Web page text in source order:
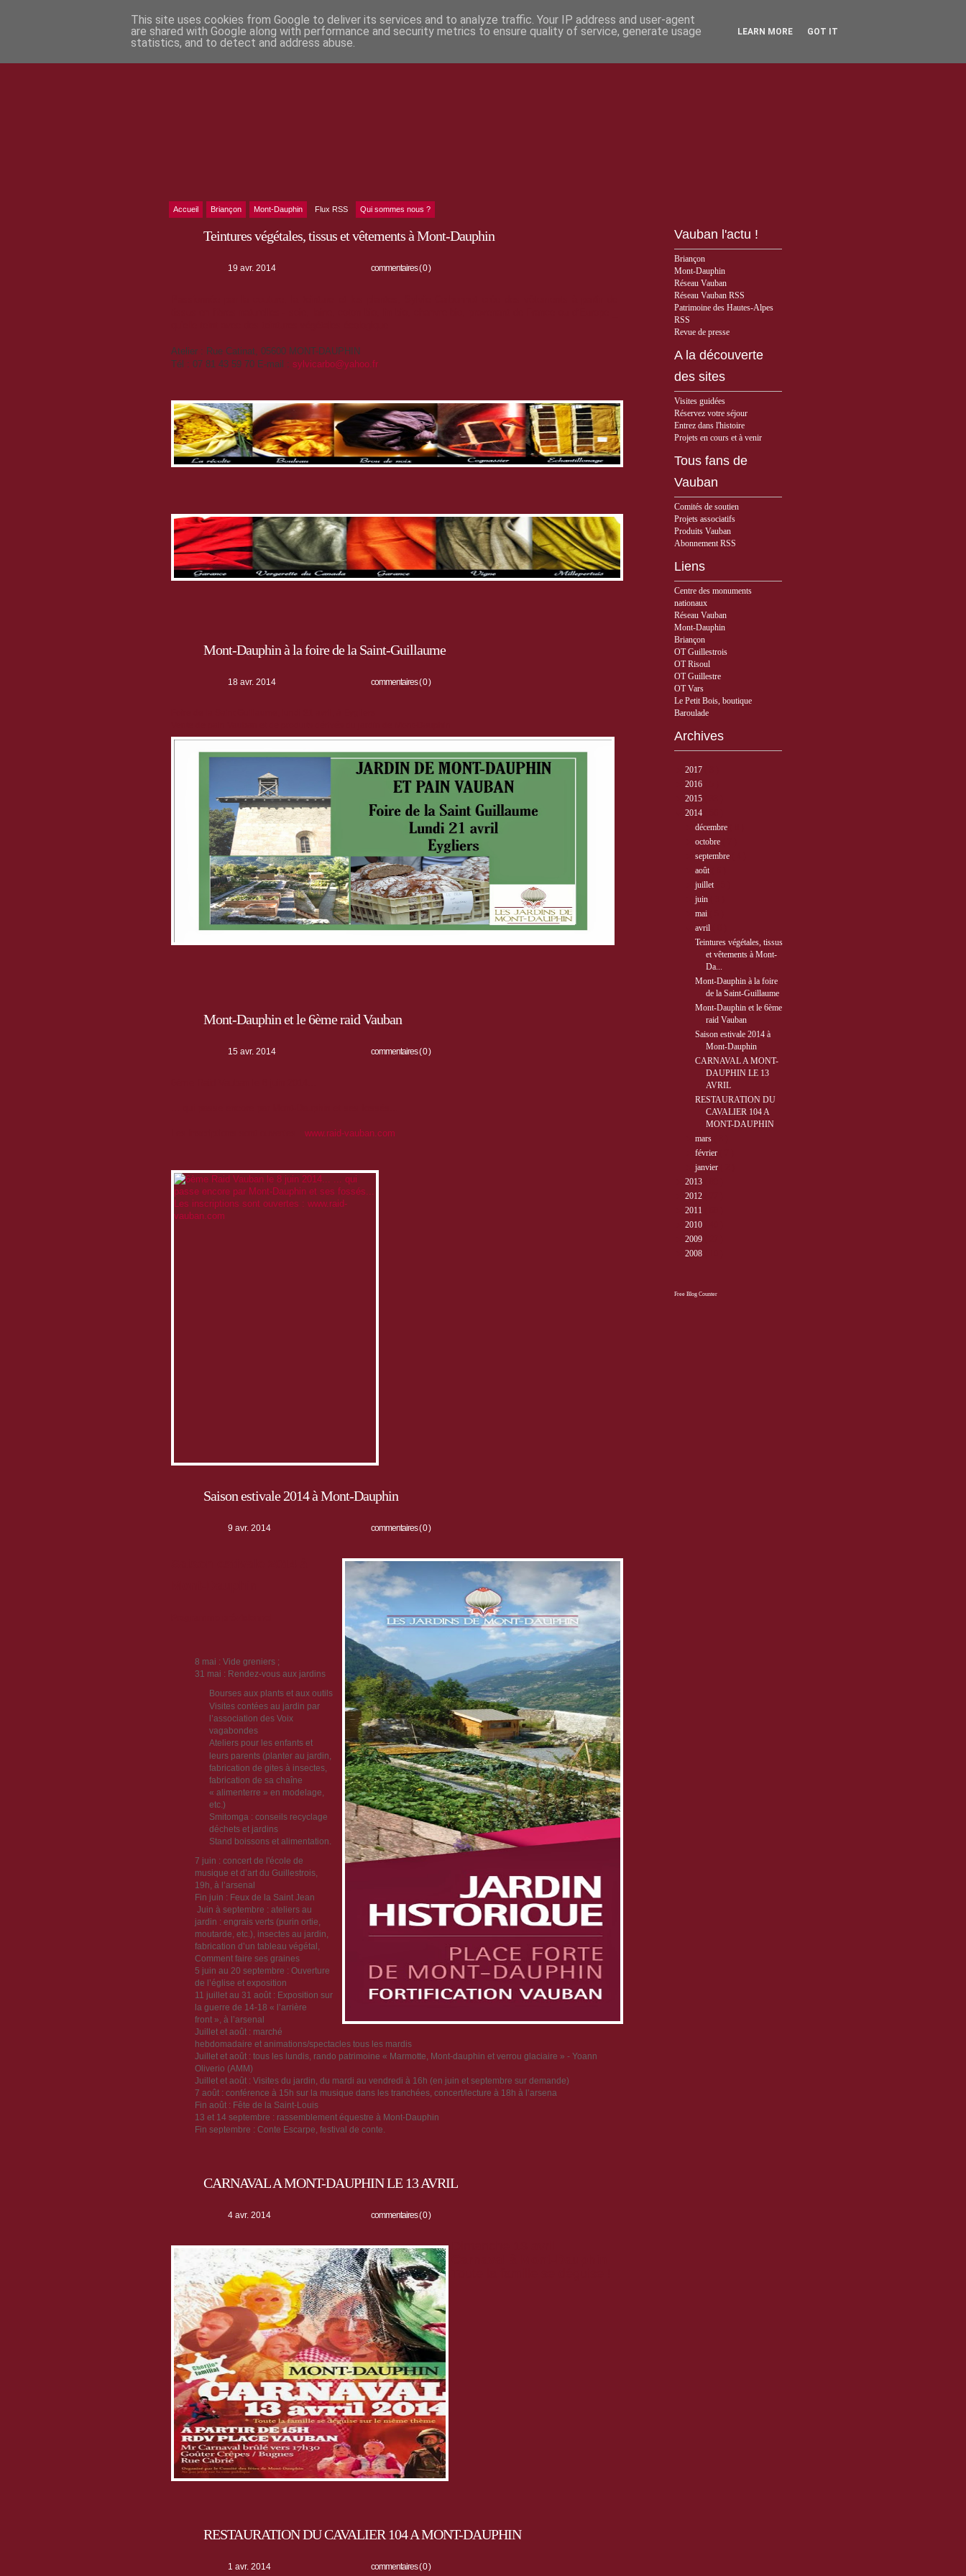
Accueil Briançon Mont-Dauphin Flux RSS Qui sommes nous ?
Teintures végétales, tissus et vêtements à Mont-Dauphin
19 avr. 2014 commentaires ( 0 )
Atelier : Rue Catinat, 05600 MONT-DAUPHIN
Tél : 07 81 43 59 70 E-mail : sylvicarbo@yahoo.fr
Mont-Dauphin à la foire de la Saint-Guillaume
18 avr. 2014 commentaires ( 0 )
Mont-Dauphin et le 6ème raid Vauban
15 avr. 2014 commentaires ( 0 )
www.raid-vauban.com
Saison estivale 2014 à Mont-Dauphin
9 avr. 2014 commentaires ( 0 )
8 mai : Vide greniers ;
31 mai : Rendez-vous aux jardins
Bourses aux plants et aux outils
Visites contées au jardin par
l’association des Voix
vagabondes
Ateliers pour les enfants et
leurs parents (planter au jardin,
fabrication de gites à insectes,
fabrication de sa chaîne
« alimenterre » en modelage,
etc.)
Smitomga : conseils recyclage
déchets et jardins
Stand boissons et alimentation.
7 juin : concert de l'école de
musique et d’art du Guillestrois,
19h, à l’arsenal
Fin juin : Feux de la Saint Jean
Juin à septembre : ateliers au
jardin : engrais verts (purin ortie,
moutarde, etc.), insectes au jardin,
fabrication d’un tableau végétal,
Comment faire ses graines
5 juin au 20 septembre : Ouverture
de l’église et exposition
11 juillet au 31 août : Exposition sur
la guerre de 14-18 « l’arrière
front », à l’arsenal
Juillet et août : marché
hebdomadaire et animations/spectacles tous les mardis
Juillet et août : tous les lundis, rando patrimoine « Marmotte, Mont-dauphin et verrou glaciaire » - Yoann
Oliverio (AMM)
Juillet et août : Visites du jardin, du mardi au vendredi à 16h (en juin et septembre sur demande)
7 août : conférence à 15h sur la musique dans les tranchées, concert/lecture à 18h à l’arsena
Fin août : Fête de la Saint-Louis
13 et 14 septembre : rassemblement équestre à Mont-Dauphin
Fin septembre : Conte Escarpe, festival de conte.
CARNAVAL A MONT-DAUPHIN LE 13 AVRIL
4 avr. 2014 commentaires ( 0 )
RESTAURATION DU CAVALIER 104 A MONT-DAUPHIN
1 avr. 2014 commentaires ( 0 )
Vauban l'actu !
Briançon
Mont-Dauphin
Réseau Vauban
Réseau Vauban RSS
Patrimoine des Hautes-Alpes
RSS
Revue de presse
A la découverte
des sites
Visites guidées
Réservez votre séjour
Entrez dans l'histoire
Projets en cours et à venir
Tous fans de
Vauban
Comités de soutien
Projets associatifs
Produits Vauban
Abonnement RSS
Liens
Centre des monuments
nationaux
Réseau Vauban
Mont-Dauphin
Briançon
OT Guillestrois
OT Risoul
OT Guillestre
OT Vars
Le Petit Bois, boutique
Baroulade
Archives
2017
2016
2015
2014
décembre
octobre
septembre
août
juillet
juin
mai
avril
Teintures végétales, tissus
et vêtements à Mont-
Da...
Mont-Dauphin à la foire
de la Saint-Guillaume
Mont-Dauphin et le 6ème
raid Vauban
Saison estivale 2014 à
Mont-Dauphin
CARNAVAL A MONT-
DAUPHIN LE 13
AVRIL
RESTAURATION DU
CAVALIER 104 A
MONT-DAUPHIN
mars
février
janvier
2013
2012
2011
2010
2009
2008
Free Blog Counter
This site uses cookies from Google to deliver its services and to analyze traffic. Your IP address and user-agent
are shared with Google along with performance and security metrics to ensure quality of service, generate usage
statistics, and to detect and address abuse.
LEARN MORE GOT IT